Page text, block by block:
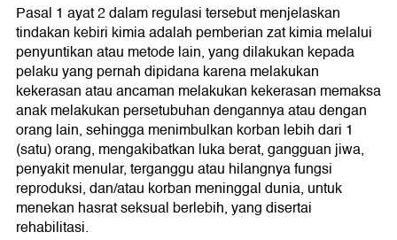
Pasal 1 ayat 2 dalam regulasi tersebut menjelaskan
tindakan kebiri kimia adalah pemberian zat kimia melalui
penyuntikan atau metode lain, yang dilakukan kepada
pelaku yang pernah dipidana karena melakukan
kekerasan atau ancaman melakukan kekerasan memaksa
anak melakukan persetubuhan dengannya atau dengan
orang lain, sehingga menimbulkan korban lebih dari 1
(satu) orang, mengakibatkan luka berat, gangguan jiwa,
penyakit menular, terganggu atau hilangnya fungsi
reproduksi, dan/atau korban meninggal dunia, untuk
menekan hasrat seksual berlebih, yang disertai
rehabilitasi.